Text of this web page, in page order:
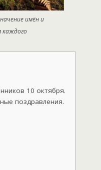
имён и
каждого
10 октября.
поздравления.